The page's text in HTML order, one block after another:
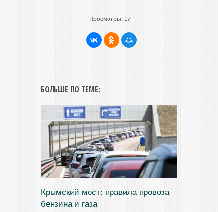
Просмотры: 17
БОЛЬШЕ ПО ТЕМЕ:
Крымский мост: правила провоза
бензина и газа